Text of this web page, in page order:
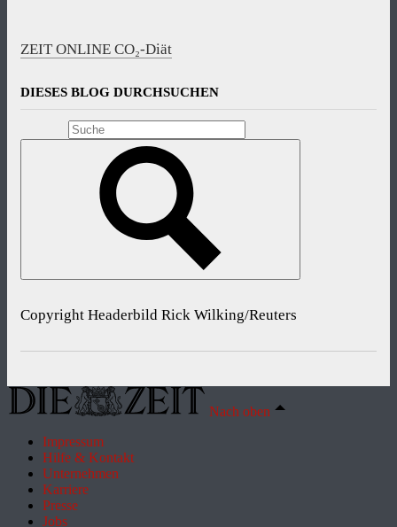
ZEIT ONLINE CO₂-Diät
DIESES BLOG DURCHSUCHEN
Copyright Headerbild Rick Wilking/Reuters
Nach oben
Impressum
Hilfe & Kontakt
Unternehmen
Karriere
Presse
Jobs